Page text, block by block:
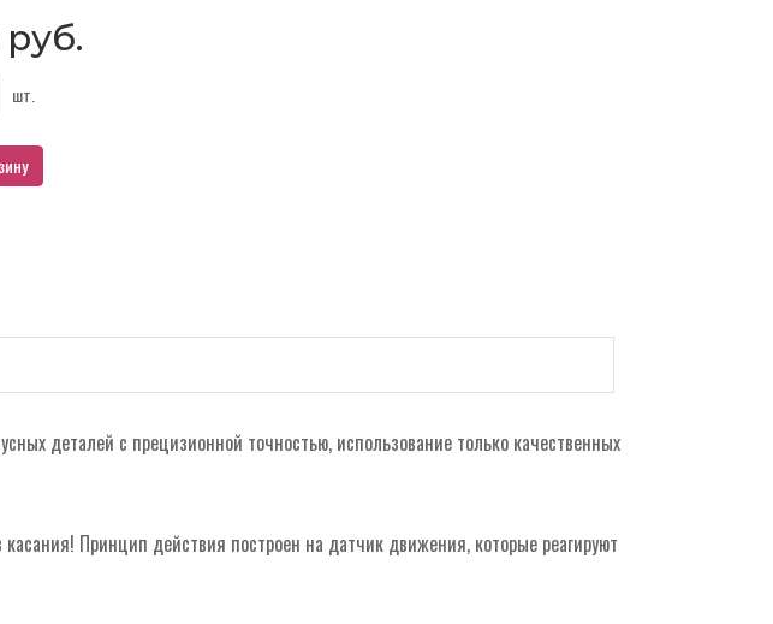
шт.
деталей с прецизионной точностью, использование только качественных
Принцип действия построен на датчик движения, которые реагируют